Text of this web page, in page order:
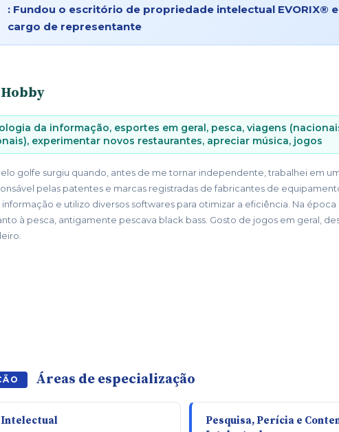
: Fundou o escritório de propriedade intelectual EVORIX®
cargo de representante
Hobby
da informação, esportes em geral, pesca, viagens
experimentar novos restaurantes, apreciar música, jogos
golfe surgiu quando, antes de me tornar independente, trabalhei em
pelas patentes e marcas registradas de fabricantes de
e utilizo diversos softwares para otimizar a eficiência. Na
à pesca, antigamente pescava black bass. Gosto de jogos em geral,
Áreas de especialização
Pesquisa, Perícia e